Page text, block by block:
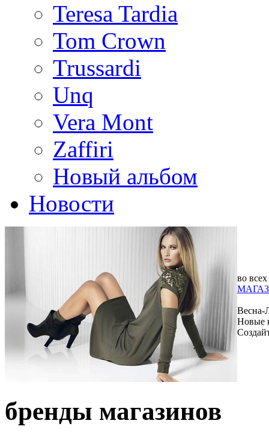
Teresa Tardia
Tom Crown
Trussardi
Unq
Vera Mont
Zaffiri
Новый альбом
Новости
во всех
Весна-
Новые
бренды магазинов